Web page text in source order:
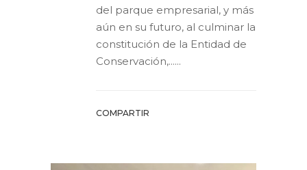
del parque empresarial, y más
aún en su futuro, al culminar la
constitución de la Entidad de
Conservación,......
COMPARTIR